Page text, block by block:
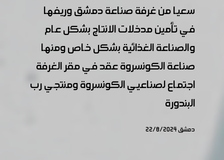
سعيا من غرفة صناعة دمشق وريفها
في تأمين مدخلات الانتاج بشكل عام
والصناعة الغذائية بشكل خاص ومنها
صناعة الكونسروة عقد في مقر الغرفة
اجتماع لصناعيي الكونسروة ومنتجي رب
البندورة
دمشق 22/8/2024